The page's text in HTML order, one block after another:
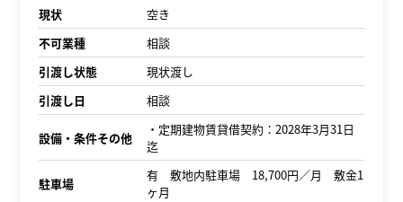
現状
空き
不可業種
相談
引渡し状態
現状渡し
引渡し日
相談
設備・条件その他
・定期建物賃貸借契約：2028年3月31日
迄
駐車場
有 敷地内駐車場 18,700円／月 敷金1
ヶ月